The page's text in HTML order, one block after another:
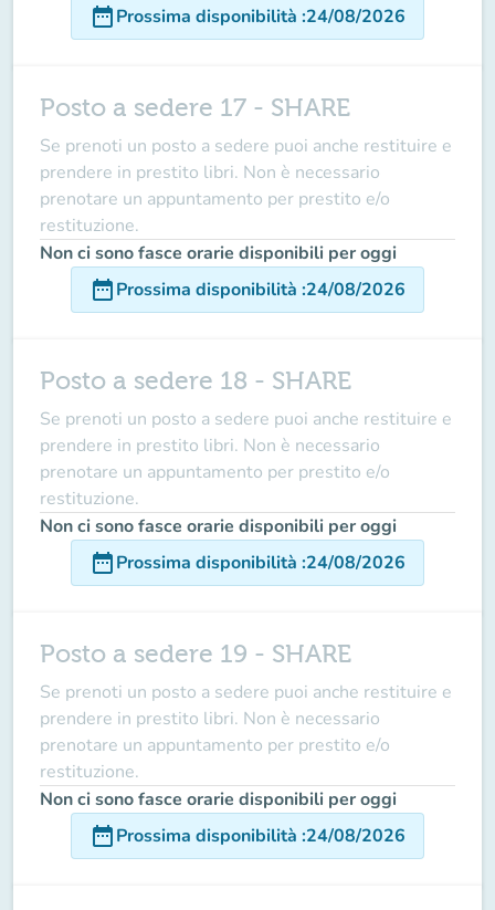
date_rangeProssima disponibilità :24/08/2026
Posto a sedere 17 - SHARE
Se prenoti un posto a sedere puoi anche restituire e
prendere in prestito libri. Non è necessario
prenotare un appuntamento per prestito e/o
restituzione.
Non ci sono fasce orarie disponibili per oggi
date_rangeProssima disponibilità :24/08/2026
Posto a sedere 18 - SHARE
Se prenoti un posto a sedere puoi anche restituire e
prendere in prestito libri. Non è necessario
prenotare un appuntamento per prestito e/o
restituzione.
Non ci sono fasce orarie disponibili per oggi
date_rangeProssima disponibilità :24/08/2026
Posto a sedere 19 - SHARE
Se prenoti un posto a sedere puoi anche restituire e
prendere in prestito libri. Non è necessario
prenotare un appuntamento per prestito e/o
restituzione.
Non ci sono fasce orarie disponibili per oggi
date_rangeProssima disponibilità :24/08/2026